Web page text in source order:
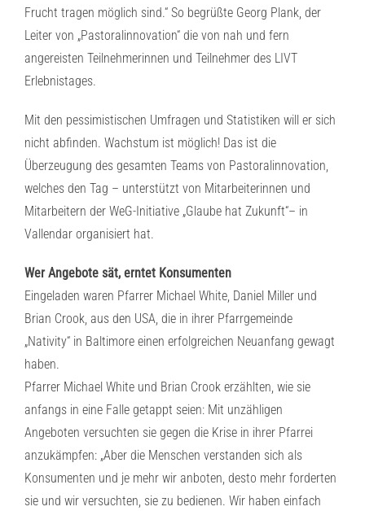
Frucht tragen möglich sind.“ So begrüßte Georg Plank, der
Leiter von „Pastoralinnovation“ die von nah und fern
angereisten Teilnehmerinnen und Teilnehmer des LIVT
Erlebnistages.
Mit den pessimistischen Umfragen und Statistiken will er sich
nicht abfinden. Wachstum ist möglich! Das ist die
Überzeugung des gesamten Teams von Pastoralinnovation,
welches den Tag – unterstützt von Mitarbeiterinnen und
Mitarbeitern der WeG-Initiative „Glaube hat Zukunft“– in
Vallendar organisiert hat.
Wer Angebote sät, erntet Konsumenten
Eingeladen waren Pfarrer Michael White, Daniel Miller und
Brian Crook, aus den USA, die in ihrer Pfarrgemeinde
„Nativity“ in Baltimore einen erfolgreichen Neuanfang gewagt
haben.
Pfarrer Michael White und Brian Crook erzählten, wie sie
anfangs in eine Falle getappt seien: Mit unzähligen
Angeboten versuchten sie gegen die Krise in ihrer Pfarrei
anzukämpfen: „Aber die Menschen verstanden sich als
Konsumenten und je mehr wir anboten, desto mehr forderten
sie und wir versuchten, sie zu bedienen. Wir haben einfach